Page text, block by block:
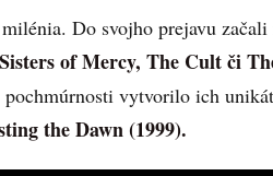
Do svojho prejavu
of Mercy, The Cult či
pochmúrnosti vytvorilo ich
the Dawn (1999).